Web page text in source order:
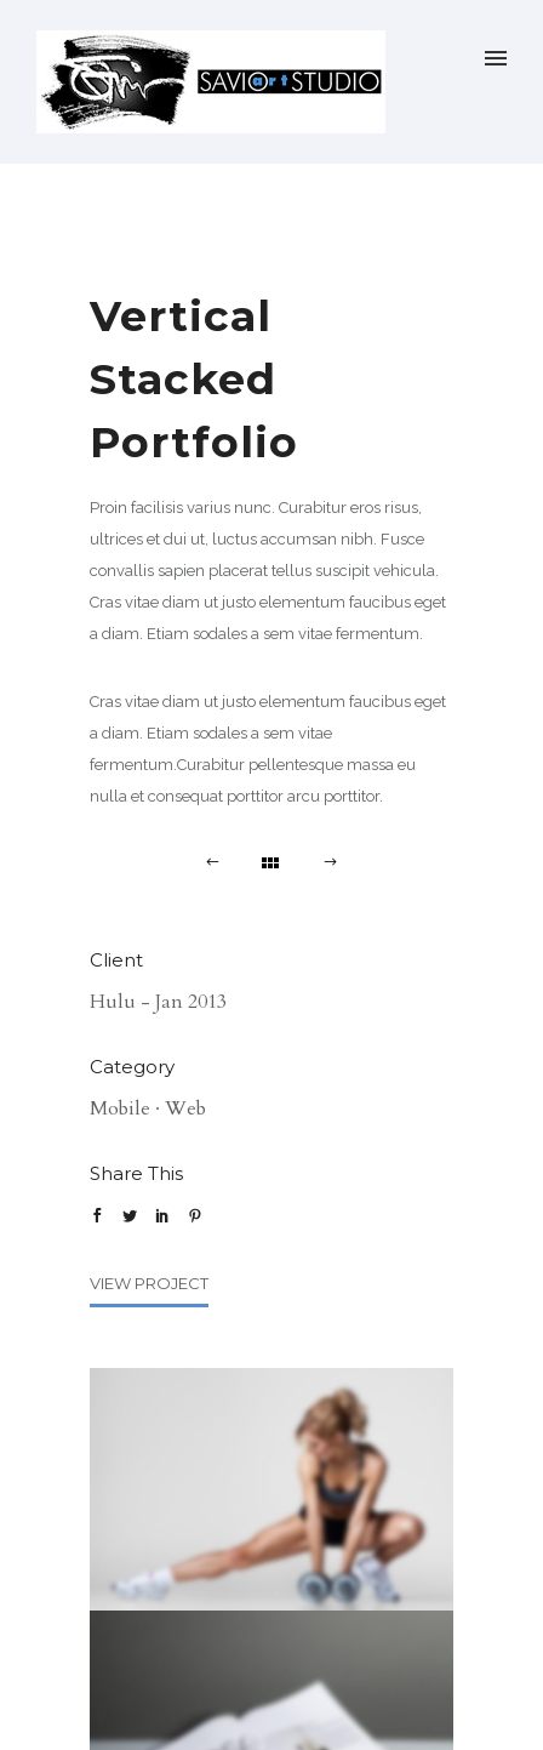
Vertical
Stacked
Portfolio
Proin facilisis varius nunc. Curabitur eros risus,
ultrices et dui ut, luctus accumsan nibh. Fusce
convallis sapien placerat tellus suscipit vehicula.
Cras vitae diam ut justo elementum faucibus eget
a diam. Etiam sodales a sem vitae fermentum.
Cras vitae diam ut justo elementum faucibus eget
a diam. Etiam sodales a sem vitae
fermentum.Curabitur pellentesque massa eu
nulla et consequat porttitor arcu porttitor.
Client
Hulu - Jan 2013
Category
Mobile · Web
Share This
VIEW PROJECT